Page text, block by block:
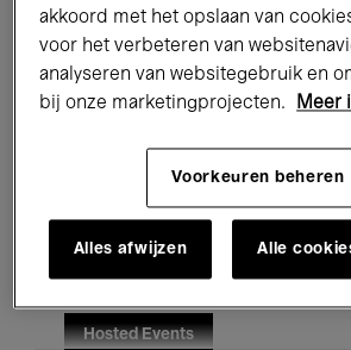
Performances Lezingen &
Jazz Klassieke Muziek
Voor iedereen Kids’ Palace
Onderwijs Rondleidingen
Hosted Events
akkoord met het opslaan van
voor het verbeteren van
analyseren van websitegebruik en
bij onze marketingprojecten.
Meer
Voorkeuren beheren
Alles afwijzen Alle